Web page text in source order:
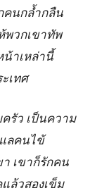
คนกล้ำกลืน
พวกเขาทัพ
าเหล่านี้
เทศ
รัว เป็นความ
ลคนไข้
เขาก็รักคน
ล้วสองเข็ม